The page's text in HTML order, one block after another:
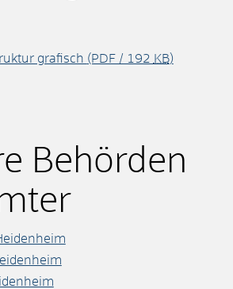
grafisch (PDF / 192 KB)
Behörden